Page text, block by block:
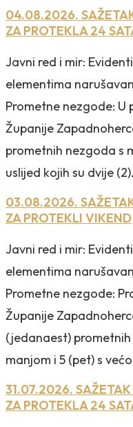
04.08.2026.
ZA PROTEKLA 24
Javni red i mir:
elementima
Prometne nezgode:
Županije
prometnih nezgoda s
uslijed kojih su dvije
03.08.2026.
ZA PROTEKLI VIKEND
Javni red i mir:
elementima
Prometne nezgode:
Županije
(jedanaest)
manjom i 5 (pet) s
31.07.2026.
ZA PROTEKLA 24